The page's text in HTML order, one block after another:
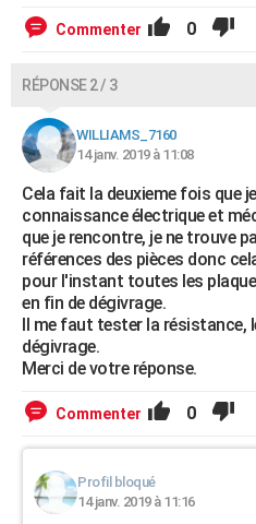
Commenter 0
RÉPONSE 2 / 3
WILLIAMS_7160
14 janv. 2019 à 11:08
Cela fait la deuxieme fois que
connaissance électrique et
que je rencontre, je ne trouve
références des pièces donc
pour l'instant toutes les
en fin de dégivrage.
Il me faut tester la résistance,
dégivrage.
Merci de votre réponse.
Commenter 0
Profil bloqué
14 janv. 2019 à 11:16